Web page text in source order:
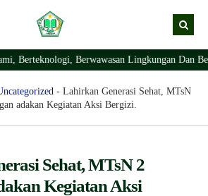
Berteknologi, Berwawasan Lingkungan Dan
- Lahirkan Generasi Sehat, MTsN
adakan Kegiatan Aksi Bergizi.
Sehat, MTsN 2
Kegiatan Aksi